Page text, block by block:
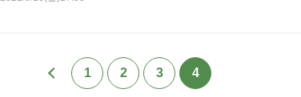
1 2 3 4